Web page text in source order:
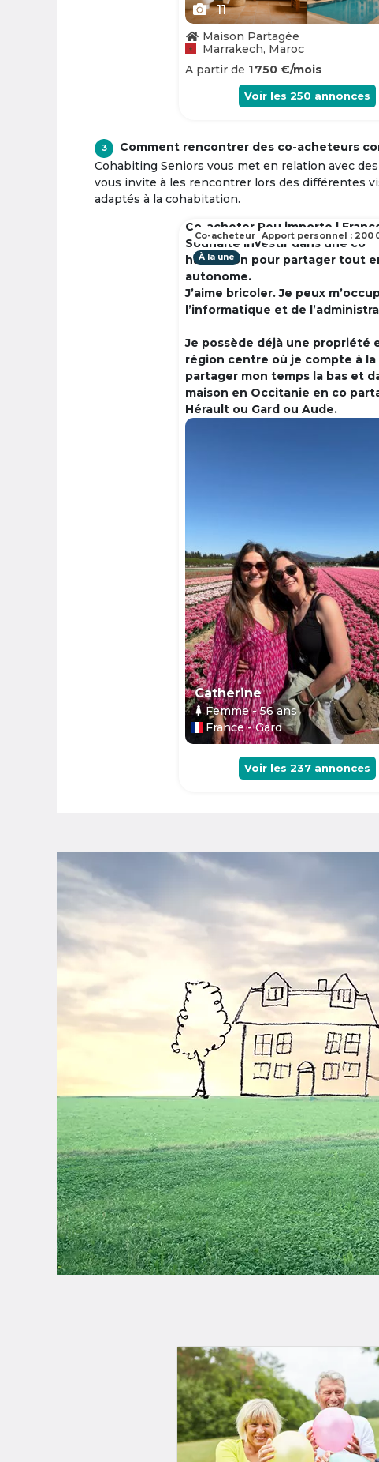
11
Maison Partagée
Marrakech, Maroc
A partir de 1 750 €/mois
Voir les 250 annonces
3
Comment rencontrer des co-acheteurs
Cohabiting Seniors vous met en relation avec
vous invite à les rencontrer lors des différentes
adaptés à la cohabitation.
Co-acheter Peu importe |
Souhaite investir dans une co
habitation pour partager tout
autonome.
J’aime bricoler. Je peux
l’informatique et de
Je possède déjà une propriété
région centre où je compte à
partager mon temps la bas et
maison en Occitanie en co
Hérault ou Gard ou Aude.
À la une
Catherine
Femme- 56ans
France - Gard
Co-acheteur Apport personnel : 200
Voir les 237 annonces